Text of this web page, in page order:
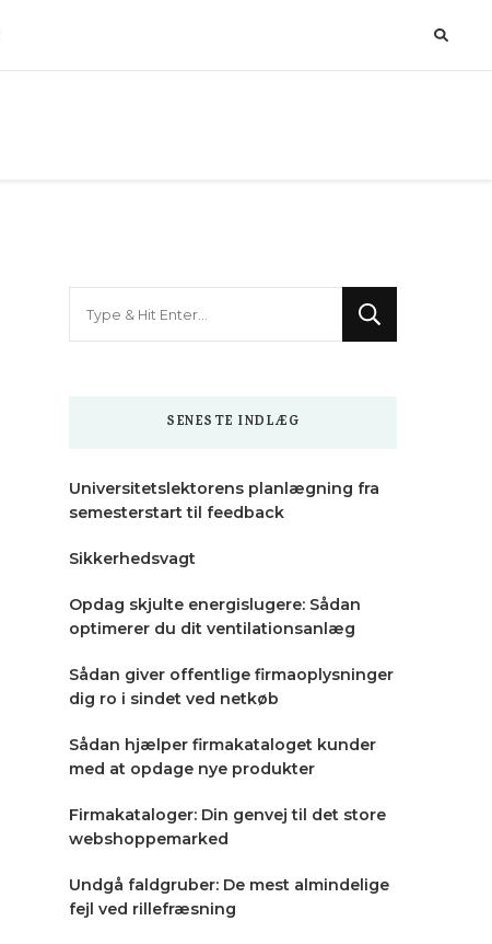
SENESTE INDLÆG
Universitetslektorens planlægning fra
semesterstart til feedback
Sikkerhedsvagt
Opdag skjulte energislugere: Sådan
optimerer du dit ventilationsanlæg
Sådan giver offentlige firmaoplysninger
dig ro i sindet ved netkøb
Sådan hjælper firmakataloget kunder
med at opdage nye produkter
Firmakataloger: Din genvej til det store
webshoppemarked
Undgå faldgruber: De mest almindelige
fejl ved rillefræsning